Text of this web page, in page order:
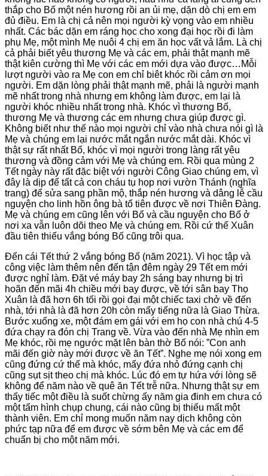
thắp cho Bố một nén hương rồi an ủi mẹ, dặn dò chị em em
đủ điều. Em là chị cả nên mọi người kỳ vọng vào em nhiều
nhất. Các bác dặn em ráng học cho xong đại học rồi đi làm
phụ Mẹ, một mình Mẹ nuôi 4 chị em ăn học vất vả lắm. Là chị
cả phải biết yêu thương Mẹ và các em, phải thật mạnh mẽ
thật kiên cường thì Mẹ với các em mới dựa vào được…Mỗi
lượt người vào ra Mẹ con em chỉ biêt khóc rồi cảm ơn mọi
người. Em dặn lòng phải thật mạnh mẽ, phải là người mạnh
mẽ nhất trong nhà nhưng em không làm được, em lại là
người khóc nhiều nhất trong nhà. Khóc vì thương Bố,
thương Mẹ và thương các em nhưng chưa giúp được gì.
Không biết như thế nào mọi người chỉ vào nhà chưa nói gì là
Mẹ và chúng em lại nước mắt ngắn nước mắt dài. Khóc vì
thật sự rất nhất Bố, khóc vì mọi người trong làng rất yêu
thương và đồng cảm với Mẹ và chúng em. Rồi qua mùng 2
Tết ngày này rất đặc biệt với người Công Giao chúng em, vì
đây là dịp để tất cả con cháu tụ họp nơi vườn Thánh (nghĩa
trang) để sửa sang phần mộ, thắp nén hương và dâng lễ cầu
nguyện cho linh hồn ông bà tổ tiên được về nơi Thiên Đàng.
Mẹ và chúng em cũng lên với Bố và cầu nguyện cho Bố ở
nơi xa vẫn luôn dõi theo Mẹ và chúng em. Rồi cứ thế Xuân
đầu tiên thiếu vắng bóng Bố cũng trôi qua.
Đến cái Tết thứ 2 vắng bóng Bố (năm 2021). Vì học tập và
công việc làm thêm nên đến tận đêm ngày 29 Tết em mới
được nghỉ làm. Đặt vé máy bay 2h sáng bay nhưng bị trì
hoãn đến mãi 4h chiều mới bay được, về tới sân bay Thọ
Xuân là đã hơn 6h tối rồi gọi đại một chiếc taxi chở về đến
nhà, tới nhà là đã hơn 20h còn mấy tiếng nữa là Giao Thừa.
Bước xuống xe, một đám em gái với em họ con nhà chú 4-5
đứa chạy ra đón chị Trang về. Vừa vào đến nhà Mẹ nhìn em
Mẹ khóc, rồi mẹ ngước mặt lên bàn thờ Bố nói: ”Con anh
mãi đến giờ này mới được về ăn Tết”. Nghe mẹ nói xong em
cũng đứng cứ thế mà khóc, mấy đứa nhỏ đứng cạnh chị
cũng sụt sịt theo chị mà khóc. Lúc đó em tự hứa với lòng sẽ
không để năm nào về quê ăn Tết trễ nữa. Nhưng thật sự em
thấy tiếc một điều là suốt chừng ấy năm gia đinh em chưa có
một tấm hình chụp chung, cái nào cũng bị thiếu mất một
thành viên. Em chỉ mong muốn năm nay dịch không còn
phức tạp nữa để em được về sớm bên Mẹ và các em để
chuẩn bị cho một năm mới.